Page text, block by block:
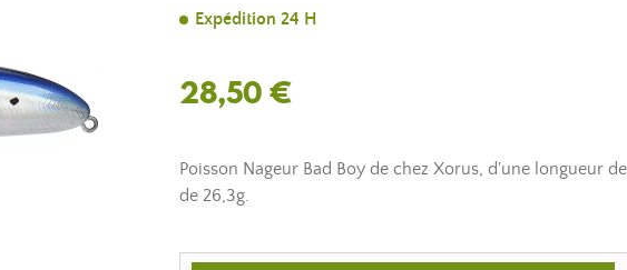
Expédition 24 H
28,50 €
Poisson Nageur Bad Boy de chez Xorus, d'une longueur
de 26,3g.